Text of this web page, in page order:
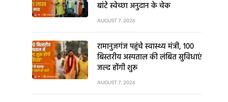
बांटे स्वेच्छा अनुदान के चेक
AUGUST 7, 2026
रामानुजगंज पहुंचे स्वास्थ्य मंत्री, 100
बिस्तरीय अस्पताल की लंबित सुविधाएं
जल्द होंगी शुरू
AUGUST 7, 2026